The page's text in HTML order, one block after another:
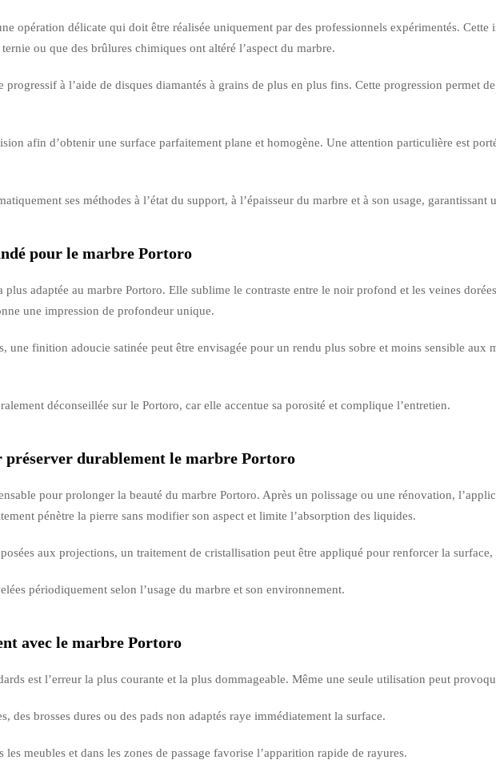
opération délicate qui doit être réalisée uniquement par des professionnels expérimentés.
ou que des brûlures chimiques ont altéré l’aspect du marbre.
progressif à l’aide de disques diamantés à grains de plus en plus fins. Cette progression permet
afin d’obtenir une surface parfaitement plane et homogène. Une attention particulière est
ses méthodes à l’état du support, à l’épaisseur du marbre et à son usage,
pour le marbre Portoro
adaptée au marbre Portoro. Elle sublime le contraste entre le noir profond et les veines
une impression de profondeur unique.
une finition adoucie satinée peut être envisagée pour un rendu plus sobre et moins sensible aux
déconseillée sur le Portoro, car elle accentue sa porosité et complique l’entretien.
préserver durablement le marbre Portoro
pour prolonger la beauté du marbre Portoro. Après un polissage ou une rénovation,
pénètre la pierre sans modifier son aspect et limite l’absorption des liquides.
aux projections, un traitement de cristallisation peut être appliqué pour renforcer la
périodiquement selon l’usage du marbre et son environnement.
avec le marbre Portoro
est l’erreur la plus courante et la plus dommageable. Même une seule utilisation peut
des brosses dures ou des pads non adaptés raye immédiatement la surface.
meubles et dans les zones de passage favorise l’apparition rapide de rayures.